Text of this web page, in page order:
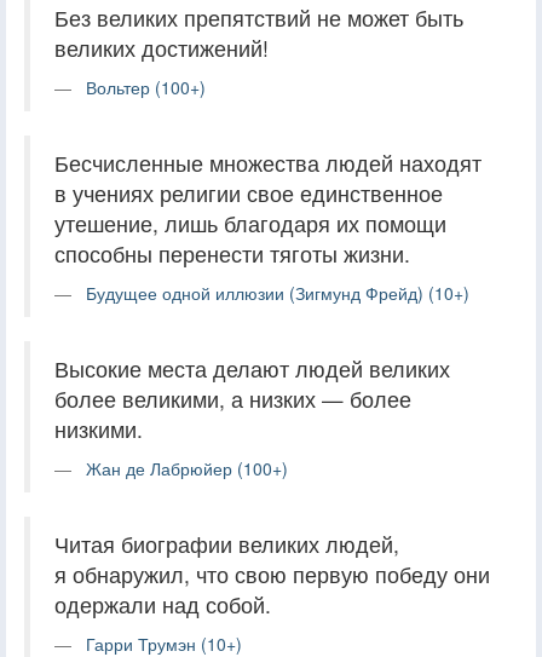
Без великих препятствий не может быть
великих достижений!
Вольтер (100+)
Бесчисленные множества людей находят
в учениях религии свое единственное
утешение, лишь благодаря их помощи
способны перенести тяготы жизни.
Будущее одной иллюзии (Зигмунд Фрейд) (10+)
Высокие места делают людей великих
более великими, а низких — более
низкими.
Жан де Лабрюйер (100+)
Читая биографии великих людей,
я обнаружил, что свою первую победу они
одержали над собой.
Гарри Трумэн (10+)